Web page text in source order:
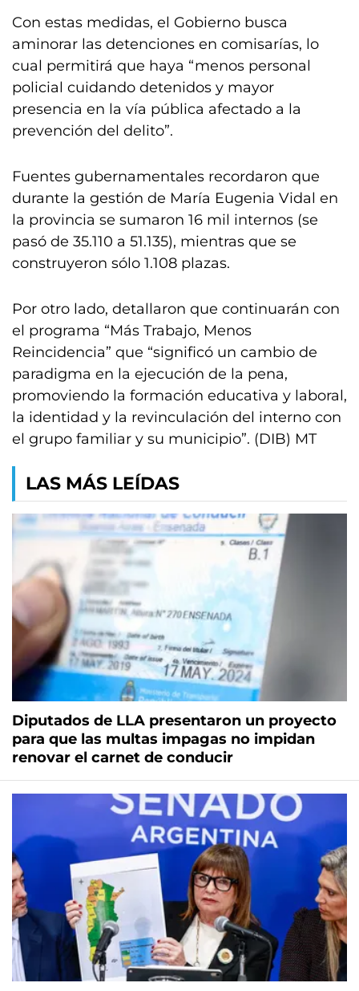
Con estas medidas, el Gobierno busca
aminorar las detenciones en comisarías, lo
cual permitirá que haya “menos personal
policial cuidando detenidos y mayor
presencia en la vía pública afectado a la
prevención del delito”.
Fuentes gubernamentales recordaron que
durante la gestión de María Eugenia Vidal en
la provincia se sumaron 16 mil internos (se
pasó de 35.110 a 51.135), mientras que se
construyeron sólo 1.108 plazas.
Por otro lado, detallaron que continuarán con
el programa “Más Trabajo, Menos
Reincidencia” que “significó un cambio de
paradigma en la ejecución de la pena,
promoviendo la formación educativa y laboral,
la identidad y la revinculación del interno con
el grupo familiar y su municipio”. (DIB) MT
LAS MÁS LEÍDAS
Diputados de LLA presentaron un proyecto
para que las multas impagas no impidan
renovar el carnet de conducir